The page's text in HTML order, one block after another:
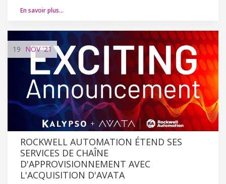
En savoir plus…
19 NOV'21
ROCKWELL AUTOMATION ÉTEND SES
SERVICES DE CHAÎNE
D'APPROVISIONNEMENT AVEC
L'ACQUISITION D'AVATA